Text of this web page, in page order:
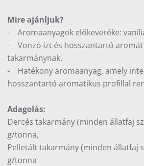
Mire ajánljuk?
- Aromaanyagok előkeveréke:
- Vonzó ízt és hosszantartó
takarmánynak.
- Hatékony aromaanyag, amely
hosszantartó aromatikus profillal
Adagolás:
Dercés takarmány (minden állatfaj
g/tonna,
Pelletált takarmány (minden állatfaj
g/tonna